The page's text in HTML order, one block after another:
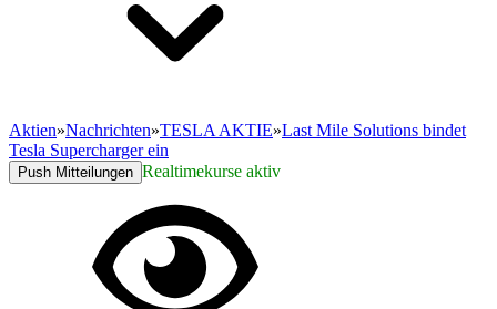
Aktien»Nachrichten»TESLA AKTIE»Last Mile Solutions bindet
Tesla Supercharger ein
Push Mitteilungen Realtimekurse aktiv